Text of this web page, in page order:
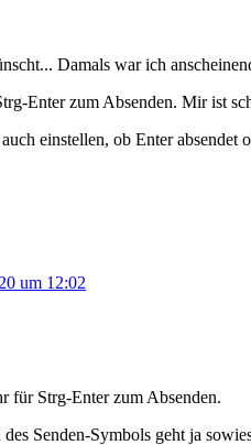
Damals war ich
Enter zum Absenden. Mir ist
einstellen, ob Enter
um 12:02
für Strg-Enter zum Absenden.
Senden-Symbols geht ja